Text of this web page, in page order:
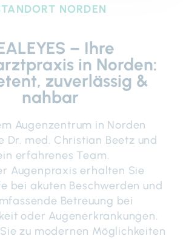
NORDEN
– Ihre
in Norden:
zuverlässig &
nahbar
Augenzentrum in Norden
Dr. med. Christian Beetz und
erfahrenes Team.
Augenpraxis erhalten Sie
bei akuten Beschwerden und
Betreuung bei
oder Augenerkrankungen.
zu modernen Möglichkeiten